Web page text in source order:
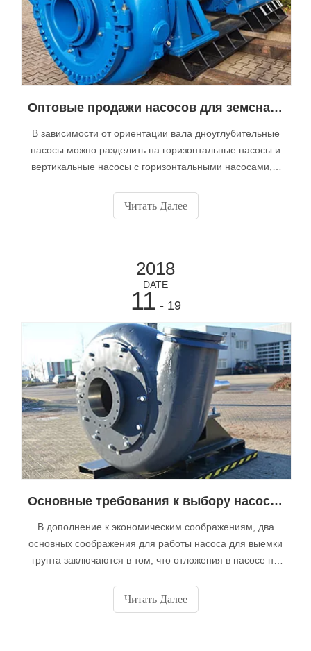
Оптовые продажи насосов для земснарядов в Китае говорят о типе установки насосов для земснарядов
В зависимости от ориентации вала дноуглубительные
насосы можно разделить на горизонтальные насосы и
вертикальные насосы с горизонтальными насосами, в
вертикальные насосы имеют вертикально
выровненный вал. Горизонтальные насосы являются
Читать Далее
2018
DATE
11 - 19
Основные требования к выбору насосов для земснаряда, предлагаемых поставщиком насосов для земснаряда в Китае
В дополнение к экономическим соображениям, два
основных соображения для работы насоса для выемки
грунта заключаются в том, что отложения в насосе не
операций потока. Основные параметры конструкции,
которые следует помнить, чтобы соответствовать
Читать Далее